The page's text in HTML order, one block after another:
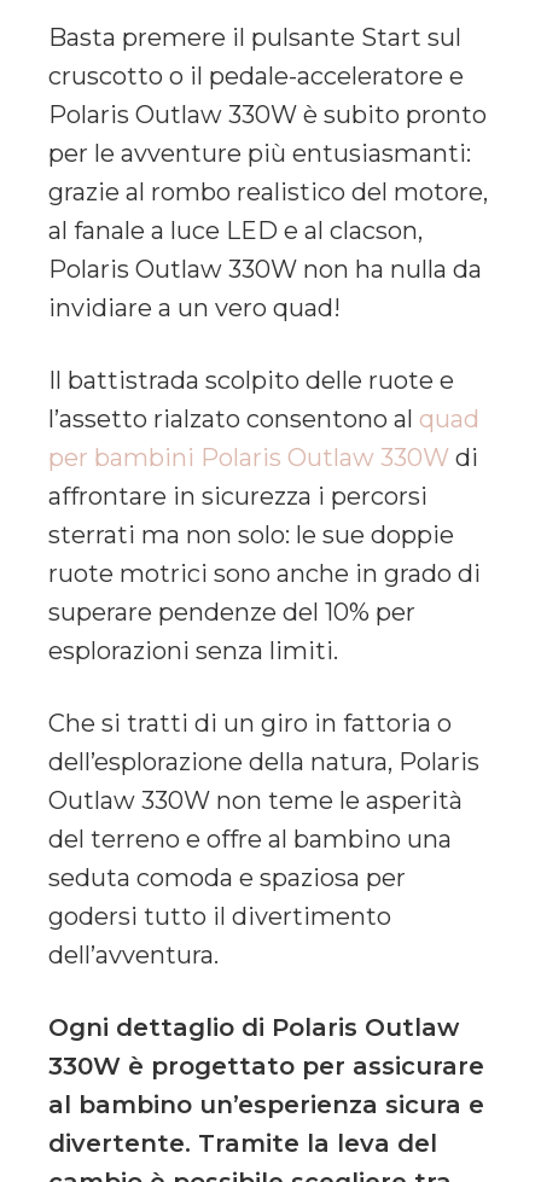
Basta premere il pulsante Start sul
cruscotto o il pedale-acceleratore e
Polaris Outlaw 330W è subito pronto
per le avventure più entusiasmanti:
grazie al rombo realistico del motore,
al fanale a luce LED e al clacson,
Polaris Outlaw 330W non ha nulla da
invidiare a un vero quad!
Il battistrada scolpito delle ruote e
l’assetto rialzato consentono al quad
per bambini Polaris Outlaw 330W di
affrontare in sicurezza i percorsi
sterrati ma non solo: le sue doppie
ruote motrici sono anche in grado di
superare pendenze del 10% per
esplorazioni senza limiti.
Che si tratti di un giro in fattoria o
dell’esplorazione della natura, Polaris
Outlaw 330W non teme le asperità
del terreno e offre al bambino una
seduta comoda e spaziosa per
godersi tutto il divertimento
dell’avventura.
Ogni dettaglio di Polaris Outlaw
330W è progettato per assicurare
al bambino un’esperienza sicura e
divertente. Tramite la leva del